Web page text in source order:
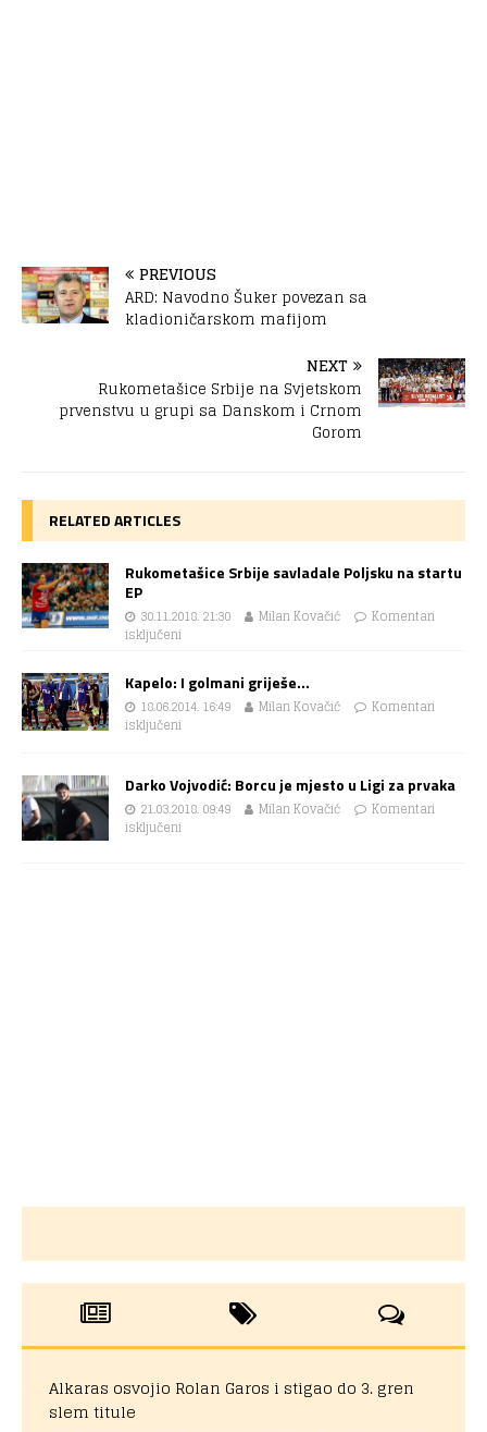
PREVIOUS
ARD: Navodno Šuker povezan sa
kladioničarskom mafijom
NEXT
Rukometašice Srbije na Svjetskom
prvenstvu u grupi sa Danskom i Crnom
Gorom
RELATED ARTICLES
Rukometašice Srbije savladale Poljsku na startu
EP
30.11.2018. 21:30 Milan Kovačić
Komentari
isključeni
Kapelo: I golmani griješe…
18.06.2014. 16:49 Milan Kovačić
Komentari
isključeni
Darko Vojvodić: Borcu je mjesto u Ligi za prvaka
21.03.2018. 09:49 Milan Kovačić
Komentari
isključeni
Alkaras osvojio Rolan Garos i stigao do 3. gren
slem titule